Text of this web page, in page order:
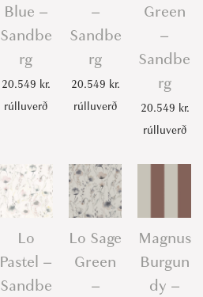
Blue –
Sandbe
rg
20.549 kr.
rúlluverð
–
Sandbe
rg
20.549 kr.
rúlluverð
Green
–
Sandbe
rg
20.549 kr.
rúlluverð
Lo
Pastel –
Sandbe
Lo Sage
Green
–
Magnus
Burgun
dy –